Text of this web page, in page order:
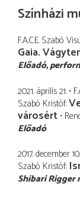
Színházi
F.A.C.E. Szabó
Gaia.
Előadó
2021. április 21.
Szabó Kristóf
városért
Előadó
2017. december 10.
Szabó Kristóf
Shibari Rigger